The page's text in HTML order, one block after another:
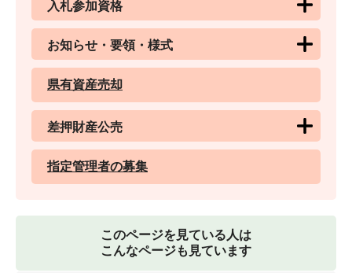
入札参加資格
お知らせ・要領・様式
県有資産売却
差押財産公売
指定管理者の募集
このページを見ている人は
こんなページも見ています